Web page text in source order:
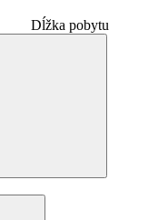
Dĺžka pobytu